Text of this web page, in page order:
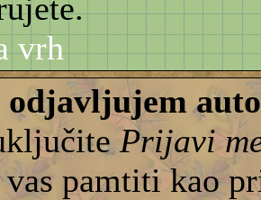
vrh
odjavljujem
Prijavi
vas pamtiti kao